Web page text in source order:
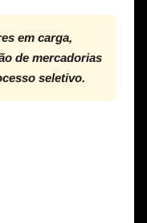
em carga,
de mercadorias
seletivo.